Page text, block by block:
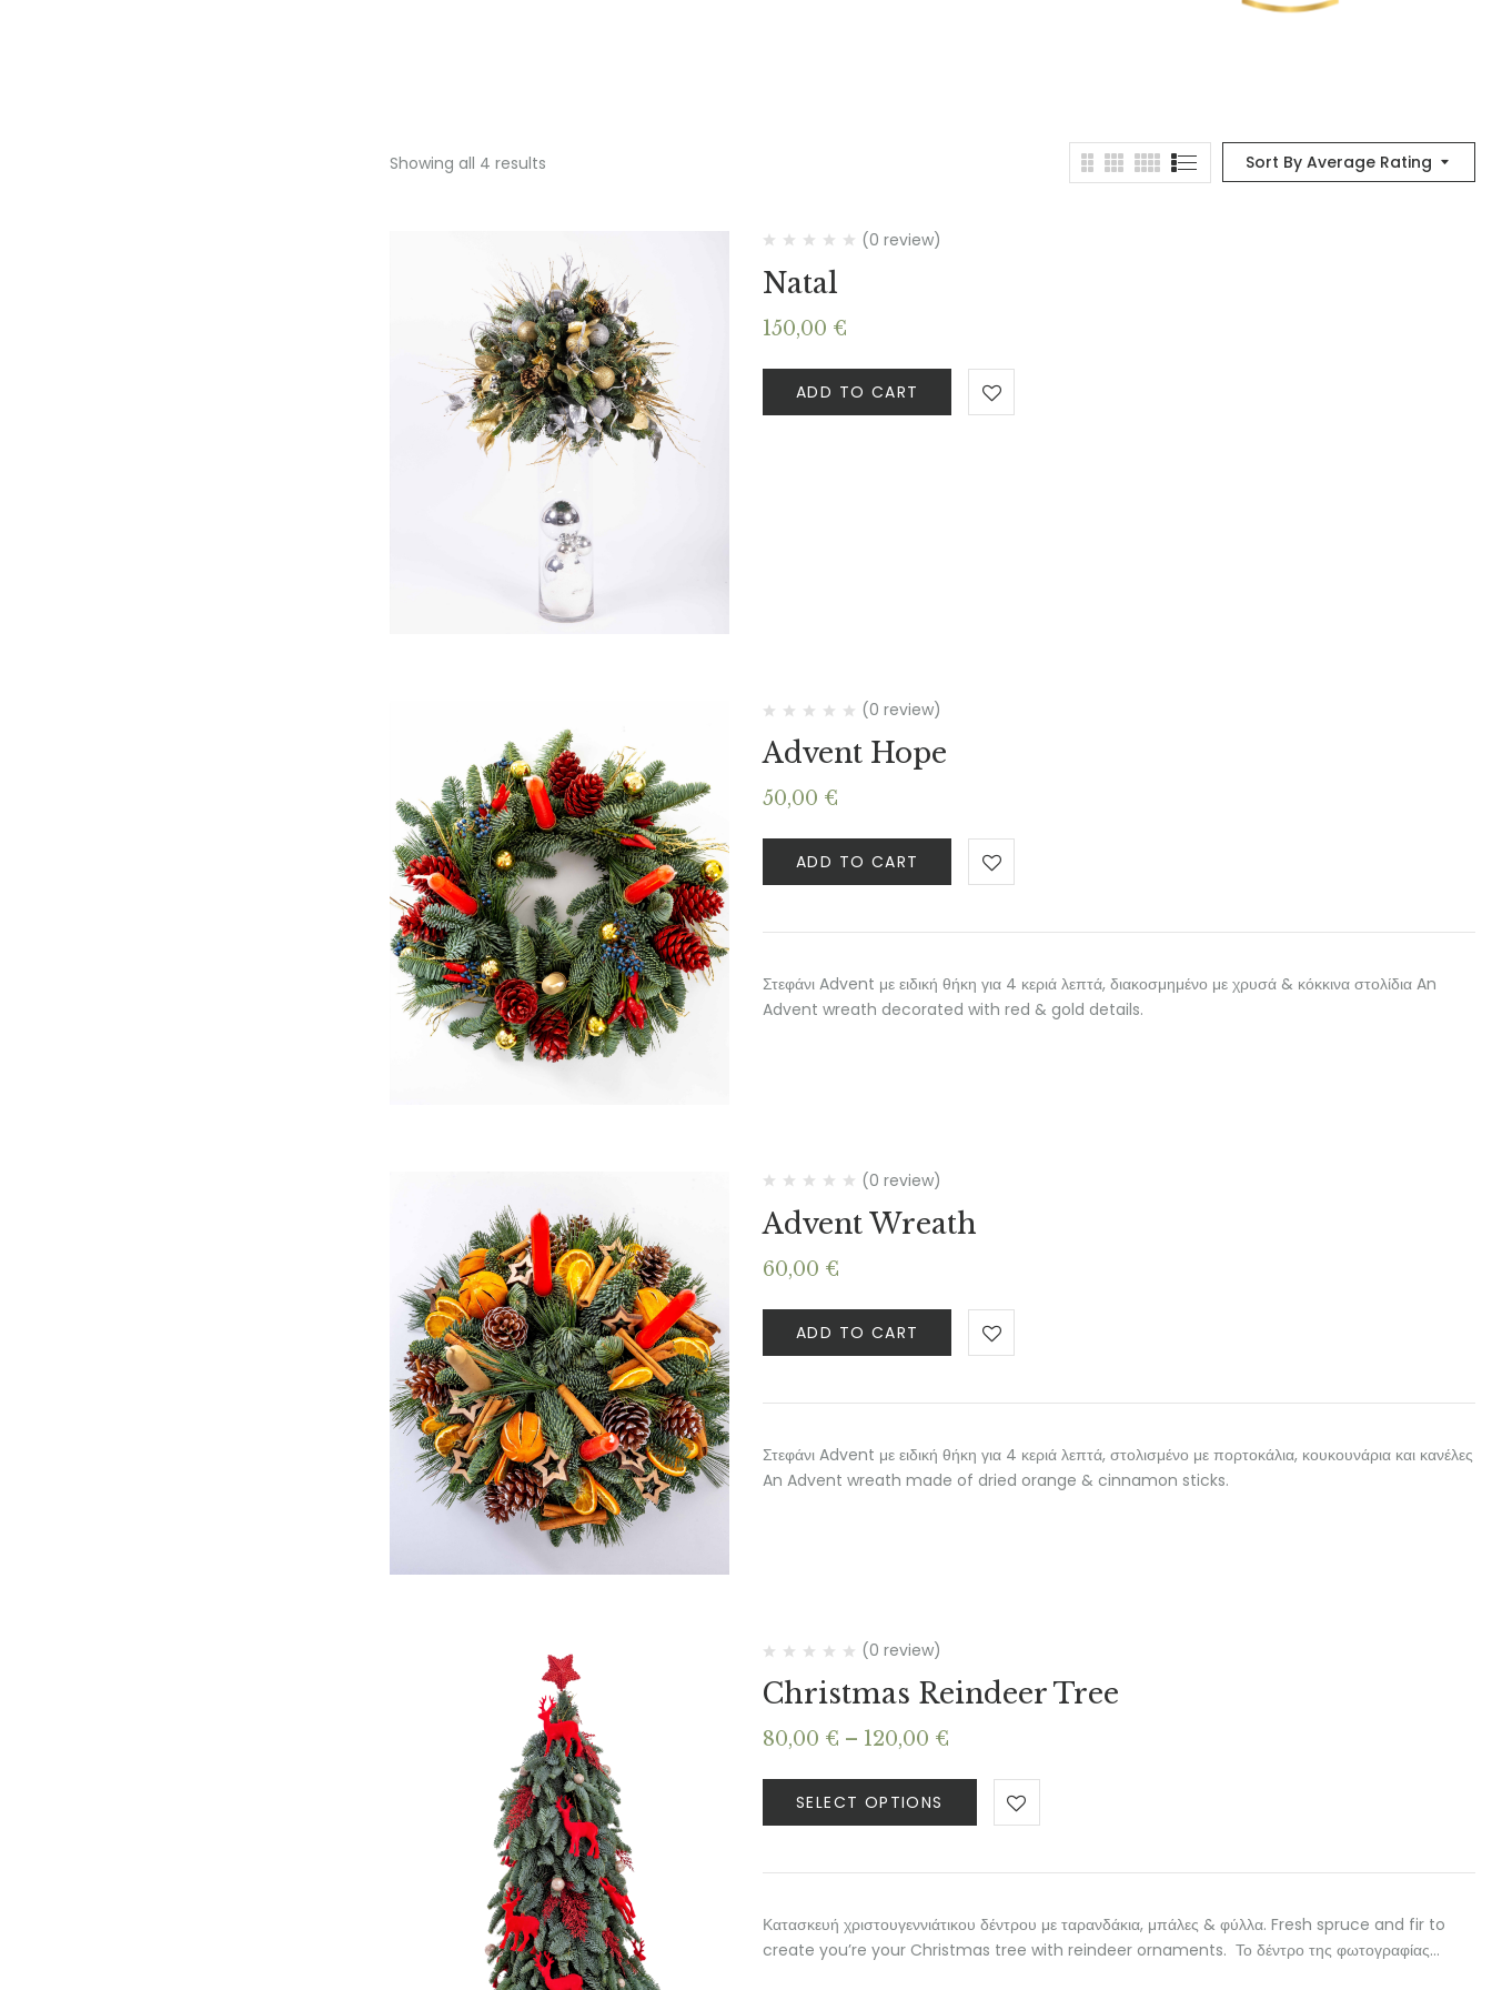
Sort By Average Rating
Showing all 4 results
(0 review)
Natal
150,00 €
ADD TO CART
(0 review)
Advent Hope
50,00 €
ADD TO CART
Στεφάνι Advent με ειδική θήκη για 4 κεριά λεπτά, διακοσμημένο με χρυσά & κόκκινα στολίδια An
Advent wreath decorated with red & gold details.
(0 review)
Advent Wreath
60,00 €
ADD TO CART
Στεφάνι Advent με ειδική θήκη για 4 κεριά λεπτά, στολισμένο με πορτοκάλια, κουκουνάρια και κανέλες
An Advent wreath made of dried orange & cinnamon sticks.
(0 review)
Christmas Reindeer Tree
80,00 € – 120,00 €Price
80,00 €
through
SELECT OPTIONS
Κατασκευή χριστουγεννιάτικου δέντρου με ταρανδάκια, μπάλες & φύλλα. Fresh spruce and fir to
create you’re your Christmas tree with reindeer ornaments. Το δέντρο της φωτογραφίας…